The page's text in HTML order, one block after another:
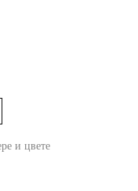
и цвете